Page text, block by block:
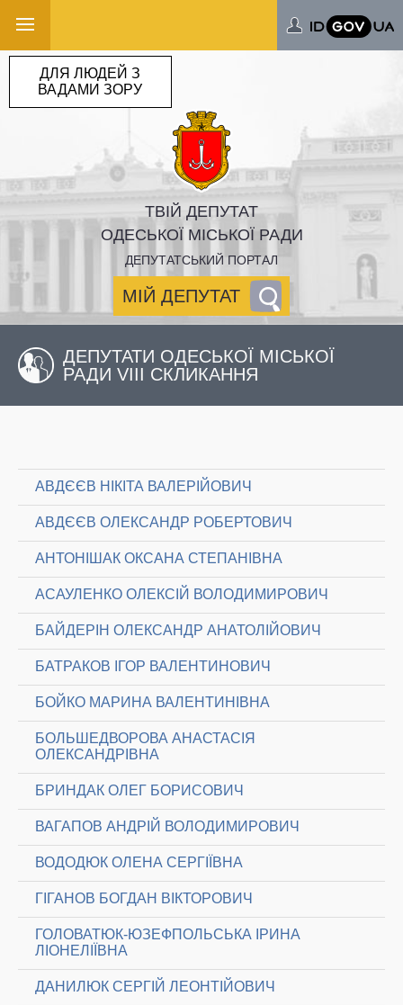
ТВІЙ ДЕПУТАТ
ОДЕСЬКОЇ МІСЬКОЇ РАДИ
ДЕПУТАТСЬКИЙ ПОРТАЛ
МІЙ ДЕПУТАТ
ДЛЯ ЛЮДЕЙ З
ВАДАМИ ЗОРУ
ДЕПУТАТИ ОДЕСЬКОЇ МІСЬКОЇ
РАДИ VIII СКЛИКАННЯ
АВДЄЄВ НІКІТА ВАЛЕРІЙОВИЧ
АВДЄЄВ ОЛЕКСАНДР РОБЕРТОВИЧ
АНТОНІШАК ОКСАНА СТЕПАНІВНА
АСАУЛЕНКО ОЛЕКСІЙ ВОЛОДИМИРОВИЧ
БАЙДЕРІН ОЛЕКСАНДР АНАТОЛІЙОВИЧ
БАТРАКОВ ІГОР ВАЛЕНТИНОВИЧ
БОЙКО МАРИНА ВАЛЕНТИНІВНА
БОЛЬШЕДВОРОВА АНАСТАСІЯ
ОЛЕКСАНДРІВНА
БРИНДАК ОЛЕГ БОРИСОВИЧ
ВАГАПОВ АНДРІЙ ВОЛОДИМИРОВИЧ
ВОДОДЮК ОЛЕНА СЕРГІЇВНА
ГІГАНОВ БОГДАН ВІКТОРОВИЧ
ГОЛОВАТЮК-ЮЗЕФПОЛЬСЬКА ІРИНА
ЛІОНЕЛІЇВНА
ДАНИЛЮК СЕРГІЙ ЛЕОНТІЙОВИЧ